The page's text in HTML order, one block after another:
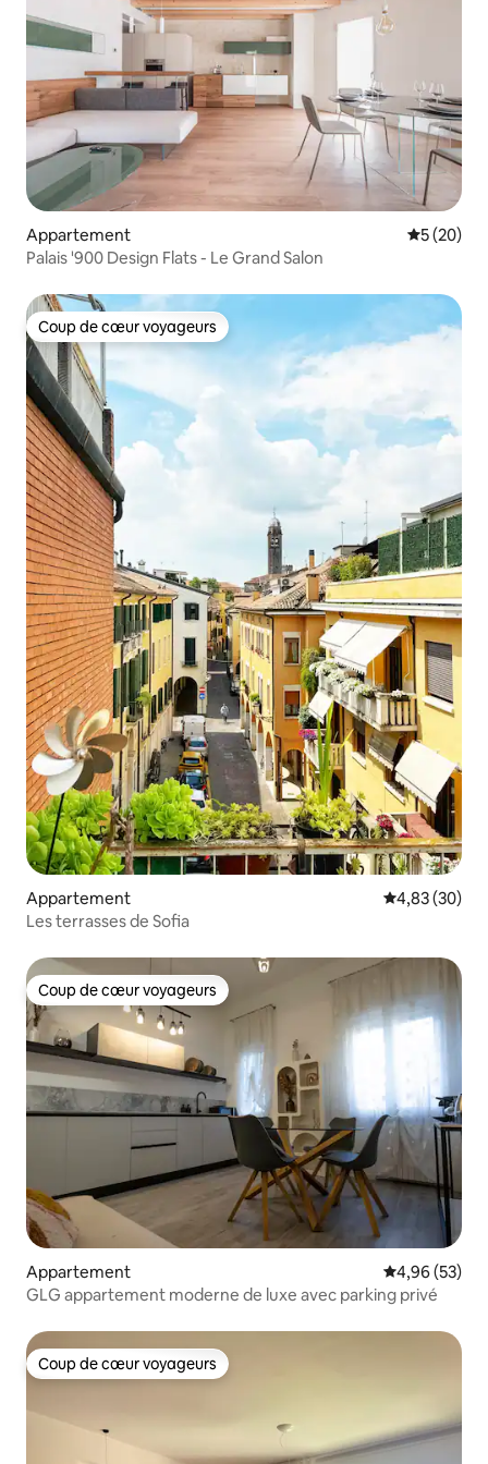
Appartement
5 (20)
Palais '900 Design Flats - Le Grand Salon
Coup de cœur voyageurs
Coup de cœur voyageurs
Appartement Évaluation
4,83 (30)
Les terrasses de Sofia
Coup de cœur voyageurs
Coup de cœur voyageurs
Appartement Évaluation
4,96 (53)
GLG appartement moderne de luxe avec parking privé
Coup de cœur voyageurs
Coup de cœur voyageurs